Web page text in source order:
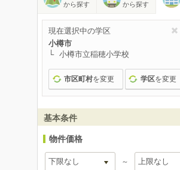
から探す から探す
現在選択中の学区
小樽市
小樽市立稲穂小学校
市区町村を変更 学区を変更
基本条件
物件価格
～